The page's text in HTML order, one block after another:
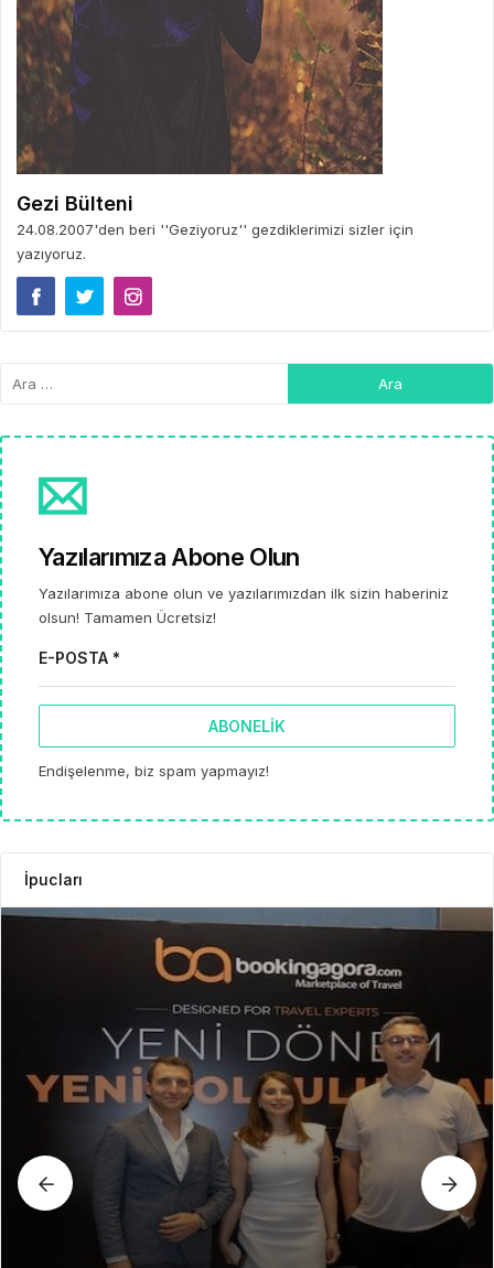
Gezi Bülteni
24.08.2007'den beri ''Geziyoruz'' gezdiklerimizi sizler için
yazıyoruz.
Yazılarımıza Abone Olun
Yazılarımıza abone olun ve yazılarımızdan ilk sizin haberiniz
olsun! Tamamen Ücretsiz!
E-POSTA *
ABONELIK
Endişelenme, biz spam yapmayız!
İpucları